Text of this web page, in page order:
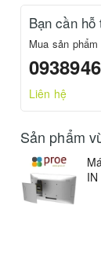
Bạn cần hỗ
Mua sản phẩm
Liên hệ
Sản phẩm